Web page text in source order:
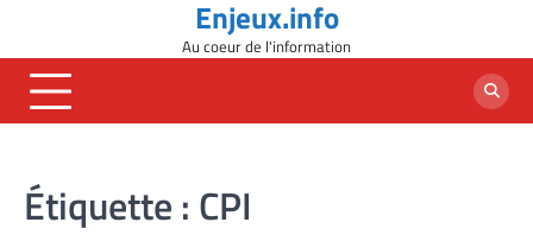
content
Enjeux.info
Au coeur de l'information
Étiquette : CPI